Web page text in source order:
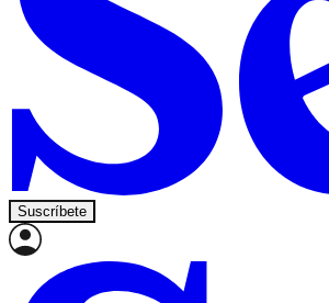
Suscríbete